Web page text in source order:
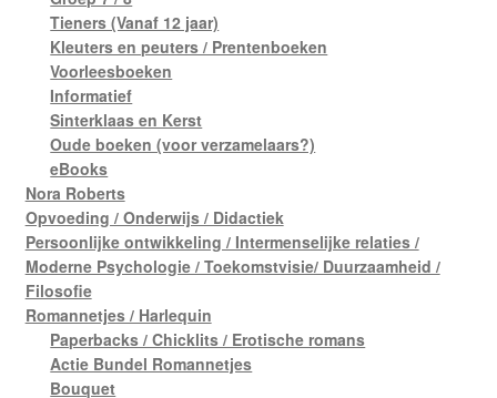
Tieners (Vanaf 12 jaar)
Kleuters en peuters / Prentenboeken
Voorleesboeken
Informatief
Sinterklaas en Kerst
Oude boeken (voor verzamelaars?)
eBooks
Nora Roberts
Opvoeding / Onderwijs / Didactiek
Persoonlijke ontwikkeling / Intermenselijke relaties /
Moderne Psychologie / Toekomstvisie/ Duurzaamheid /
Filosofie
Romannetjes / Harlequin
Paperbacks / Chicklits / Erotische romans
Actie Bundel Romannetjes
Bouquet